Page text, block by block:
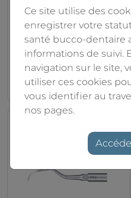
Insert Détartrage G9
Pour Varios Nsk
NSK
101.00€
Ce site utilise des
enregistrer votre
santé bucco-dentaire
informations de suivi.
navigation sur le site,
utiliser ces cookies
vous identifier au
nos pages.